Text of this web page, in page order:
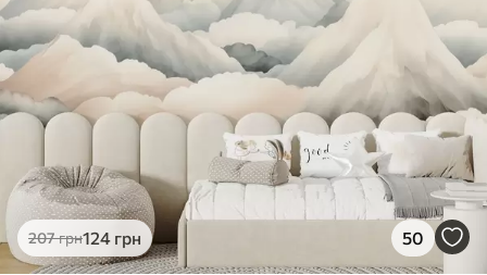
207грн124 грн 50